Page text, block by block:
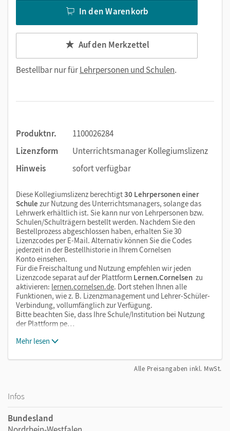
In den Warenkorb
Auf den Merkzettel
Bestellbar nur fürLehrpersonen und Schulen.
Produktnr.
1100026284
Lizenzform
Unterrichtsmanager Kollegiumslizenz
Hinweis
sofort verfügbar
Diese Kollegiumslizenz berechtigt30 Lehrpersonen einer
Schule zur Nutzung des Unterrichtsmanagers, solange das
Lehrwerk erhältlich ist. Sie kann nur von Lehrpersonen bzw.
Schulen/Schulträgern bestellt werden. Nachdem Sie den
Bestellprozess abgeschlossen haben, erhalten Sie 30
Lizenzcodes per E-Mail. Alternativ können Sie die Codes
jederzeit in der Bestellhistorie in Ihrem Cornelsen
Konto einsehen.
Für die Freischaltung und Nutzung empfehlen wir jeden
Lizenzcode separat auf der Plattform Lernen.Cornelsen zu
aktivieren: lernen.cornelsen.de. Dort stehen Ihnen alle
Funktionen, wie z. B. Lizenzmanagement und Lehrer-Schüler-
Verbindung, vollumfänglich zur Verfügung.
Bitte beachten Sie, dass Ihre Schule/Institution bei Nutzung
der Plattform pe…
Mehr lesen
Alle Preisangaben inkl. MwSt.
Infos
Bundesland